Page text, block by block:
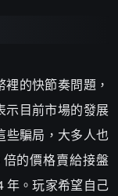
的快節奏問題，
示目前市場的發展
些騙局，大多人也
的價格賣給接盤
年。玩家希望自己